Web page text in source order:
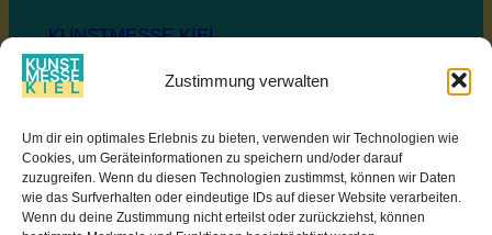
Zustimmung verwalten
Um dir ein optimales Erlebnis zu bieten, verwenden wir Technologien wie
Cookies, um Geräteinformationen zu speichern und/oder darauf
zuzugreifen. Wenn du diesen Technologien zustimmst, können wir Daten
wie das Surfverhalten oder eindeutige IDs auf dieser Website verarbeiten.
Wenn du deine Zustimmung nicht erteilst oder zurückziehst, können
KUNSTMESSE KIEL
Ostseekai
SOZIALE MEDIEN
Facebook
Instagram